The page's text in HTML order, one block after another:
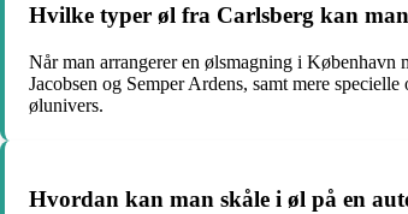
Hvilke typer øl fra Carlsberg kan
Når man arrangerer en ølsmagning i København
Jacobsen og Semper Ardens, samt mere
ølunivers.
Hvordan kan man skåle i øl på en